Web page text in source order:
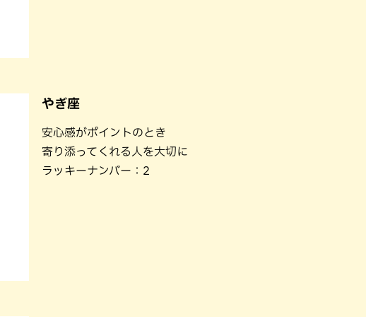
やぎ座
安心感がポイントのとき
寄り添ってくれる人を大切に
ラッキーナンバー：2